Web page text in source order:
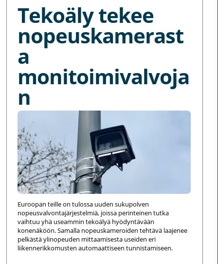
Tekoäly tekee
nopeuskamerast
a
monitoimivalvoja
n
Euroopan teille on tulossa uuden sukupolven
nopeusvalvontajärjestelmiä, joissa perinteinen tutka
vaihtuu yhä useammin tekoälyä hyödyntävään
konenäköön. Samalla nopeuskameroiden tehtävä laajenee
pelkästä ylinopeuden mittaamisesta useiden eri
liikennerikkomusten automaattiseen tunnistamiseen.